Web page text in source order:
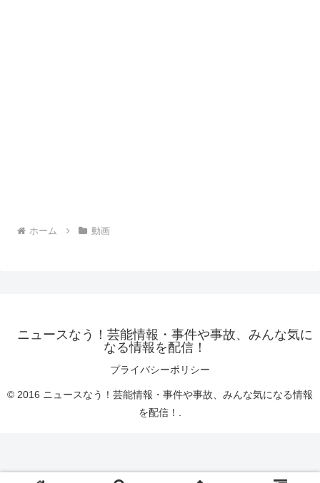
ホーム 動画
ニュースなう！芸能情報・事件や事故、みんな気に
なる情報を配信！
プライバシーポリシー
© 2016 ニュースなう！芸能情報・事件や事故、みんな気になる情報
を配信！.